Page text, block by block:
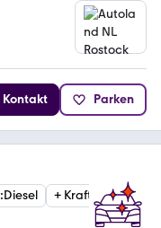
Kontakt Parken
:Diesel + Kraftstoffart: